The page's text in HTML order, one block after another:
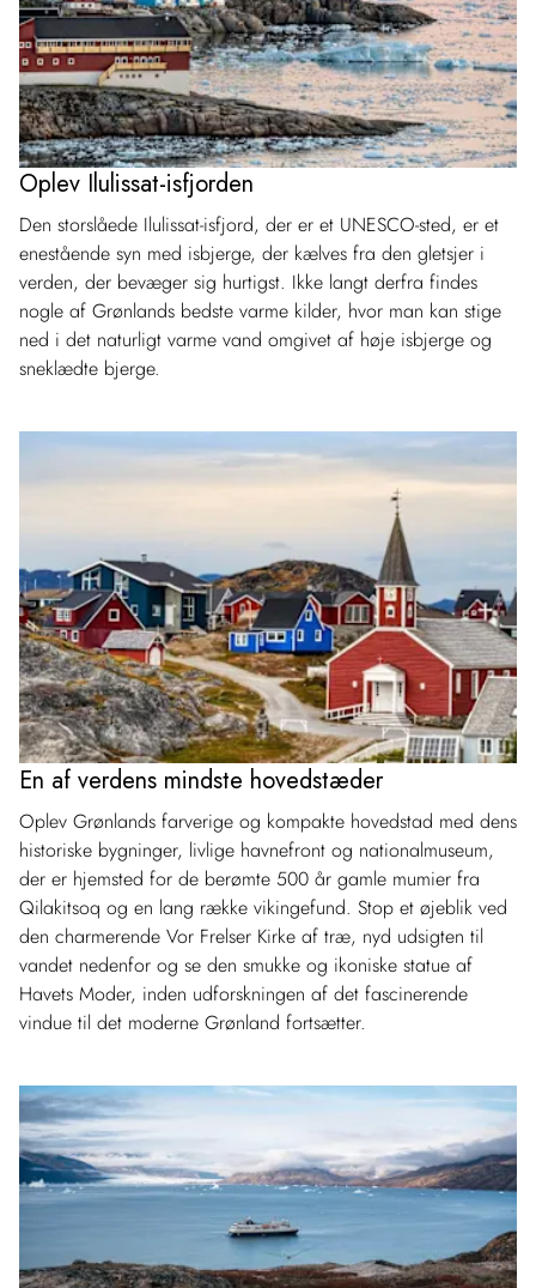
Oplev Ilulissat-isfjorden
Den storslåede Ilulissat-isfjord, der er et UNESCO-sted, er et
enestående syn med isbjerge, der kælves fra den gletsjer i
verden, der bevæger sig hurtigst. Ikke langt derfra findes
nogle af Grønlands bedste varme kilder, hvor man kan stige
ned i det naturligt varme vand omgivet af høje isbjerge og
sneklædte bjerge.
En af verdens mindste hovedstæder
Oplev Grønlands farverige og kompakte hovedstad med dens
historiske bygninger, livlige havnefront og nationalmuseum,
der er hjemsted for de berømte 500 år gamle mumier fra
Qilakitsoq og en lang række vikingefund. Stop et øjeblik ved
den charmerende Vor Frelser Kirke af træ, nyd udsigten til
vandet nedenfor og se den smukke og ikoniske statue af
Havets Moder, inden udforskningen af det fascinerende
vindue til det moderne Grønland fortsætter.